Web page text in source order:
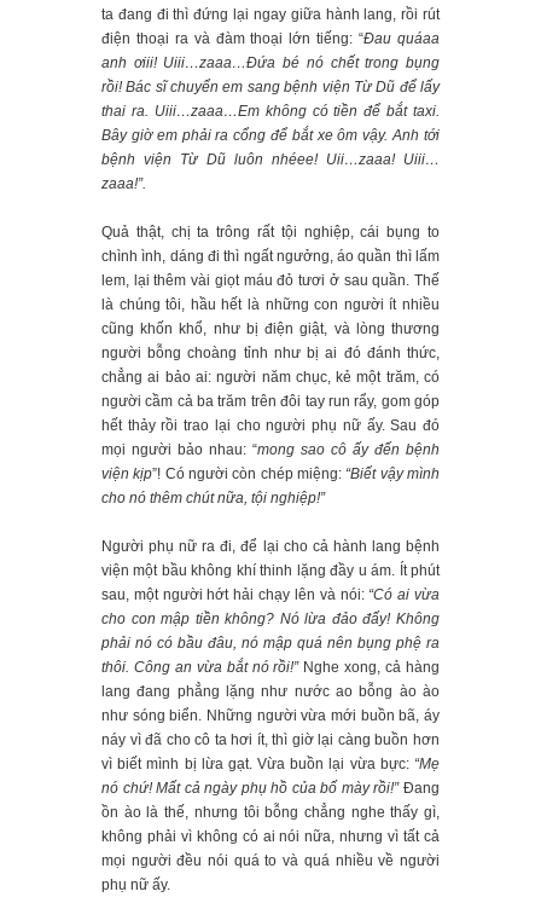
ta đang đi thì đứng lại ngay giữa hành lang, rồi rút
điện thoại ra và đàm thoại lớn tiếng: “Đau quáaa
anh ơiii! Uiii…zaaa…Đứa bé nó chết trong bụng
rồi! Bác sĩ chuyển em sang bệnh viện Từ Dũ để lấy
thai ra. Uiii…zaaa…Em không có tiền để bắt taxi.
Bây giờ em phải ra cổng để bắt xe ôm vậy. Anh tới
bệnh viện Từ Dũ luôn nhéee! Uii…zaaa! Uiii…
zaaa!”.
Quả thật, chị ta trông rất tội nghiệp, cái bụng to
chình ình, dáng đi thì ngất ngưởng, áo quần thì lấm
lem, lại thêm vài giọt máu đỏ tươi ở sau quần. Thế
là chúng tôi, hầu hết là những con người ít nhiều
cũng khốn khổ, như bị điện giật, và lòng thương
người bỗng choàng tỉnh như bị ai đó đánh thức,
chẳng ai bảo ai: người năm chục, kẻ một trăm, có
người cầm cả ba trăm trên đôi tay run rẩy, gom góp
hết thảy rồi trao lại cho người phụ nữ ấy. Sau đó
mọi người bảo nhau: “mong sao cô ấy đến bệnh
viện kịp”! Có người còn chép miệng: “Biết vậy mình
cho nó thêm chút nữa, tội nghiệp!”
Người phụ nữ ra đi, để lại cho cả hành lang bệnh
viện một bầu không khí thinh lặng đầy u ám. Ít phút
sau, một người hớt hải chạy lên và nói: “Có ai vừa
cho con mập tiền không? Nó lừa đảo đấy! Không
phải nó có bầu đâu, nó mập quá nên bụng phệ ra
thôi. Công an vừa bắt nó rồi!” Nghe xong, cả hàng
lang đang phẳng lặng như nước ao bỗng ào ào
như sóng biển. Những người vừa mới buồn bã, áy
náy vì đã cho cô ta hơi ít, thì giờ lại càng buồn hơn
vì biết mình bị lừa gạt. Vừa buồn lại vừa bực: “Mẹ
nó chứ! Mất cả ngày phụ hồ của bố mày rồi!” Đang
ồn ào là thế, nhưng tôi bỗng chẳng nghe thấy gì,
không phải vì không có ai nói nữa, nhưng vì tất cả
mọi người đều nói quá to và quá nhiều về người
phụ nữ ấy.